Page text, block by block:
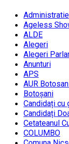
Administratie
Ageless
ALDE
Alegeri
Alegeri
Anunturi
APS
AUR
Botoșani
Candidați cu
Candidați
Cetateanul
COLUMBO